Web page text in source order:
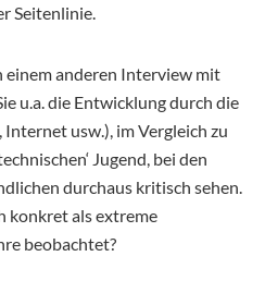
Seitenlinie.
einem anderen Interview mit
u.a. die Entwicklung durch die
usw.), im Vergleich zu
Jugend, bei den
durchaus kritisch sehen.
konkret als extreme
beobachtet?